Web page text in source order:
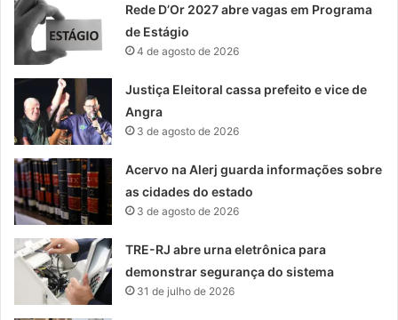
Rede D’Or 2027 abre vagas em Programa
de Estágio
4 de agosto de 2026
Justiça Eleitoral cassa prefeito e vice de
Angra
3 de agosto de 2026
Acervo na Alerj guarda informações sobre
as cidades do estado
3 de agosto de 2026
TRE-RJ abre urna eletrônica para
demonstrar segurança do sistema
31 de julho de 2026